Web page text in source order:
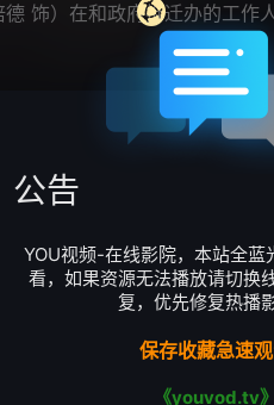
饰）在和政府拆迁办的工作
奈之下，母亲带着张英雄搬
朱嘉琦 / 陆妍淇 / 秦海
案而结怨的模拟画像师沈翊
多起离奇疑案，共同追踪谜底
公告
YOU视频-在线影院，本站全蓝
看，如果资源无法播放请切换
复，优先修复热播
保存收藏急速
《youvod.tv》